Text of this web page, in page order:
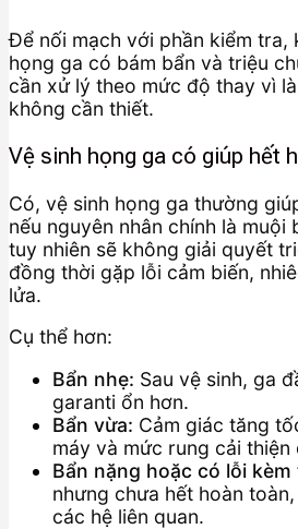
Để nối mạch với phần kiểm tra,
họng ga có bám bẩn và triệu
cần xử lý theo mức độ thay vì
không cần thiết.
Vệ sinh họng ga có giúp hết
Có, vệ sinh họng ga thường
nếu nguyên nhân chính là muội
tuy nhiên sẽ không giải quyết
đồng thời gặp lỗi cảm biến,
lửa.
Cụ thể hơn:
Bẩn nhẹ: Sau vệ sinh, ga
garanti ổn hơn.
Bẩn vừa: Cảm giác tăng
máy và mức rung cải thiện
Bẩn nặng hoặc có lỗi kèm
nhưng chưa hết hoàn
các hệ liên quan.